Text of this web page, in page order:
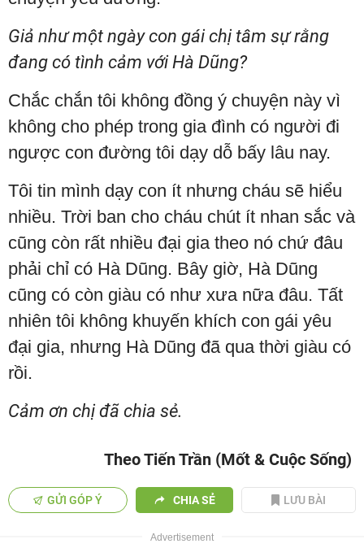
Giả như một ngày con gái chị tâm sự rằng
đang có tình cảm với Hà Dũng?
Chắc chắn tôi không đồng ý chuyện này vì
không cho phép trong gia đình có người đi
ngược con đường tôi dạy dỗ bấy lâu nay.
Tôi tin mình dạy con ít nhưng cháu sẽ hiểu
nhiều. Trời ban cho cháu chút ít nhan sắc và
cũng còn rất nhiều đại gia theo nó chứ đâu
phải chỉ có Hà Dũng. Bây giờ, Hà Dũng
cũng có còn giàu có như xưa nữa đâu. Tất
nhiên tôi không khuyến khích con gái yêu
đại gia, nhưng Hà Dũng đã qua thời giàu có
rồi.
Cảm ơn chị đã chia sẻ.
Theo Tiến Trần (Mốt & Cuộc Sống)
GỬI GÓP Ý CHIA SẺ LƯU BÀI